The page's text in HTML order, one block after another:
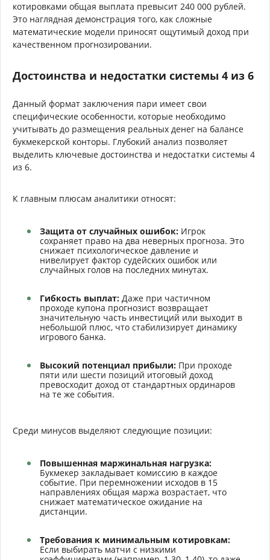
котировками общая выплата превысит 240 000 рублей.
Это наглядная демонстрация того, как сложные
математические модели приносят ощутимый доход при
качественном прогнозировании.
Достоинства и недостатки системы 4 из 6
Данный формат заключения пари имеет свои
специфические особенности, которые необходимо
учитывать до размещения реальных денег на балансе
букмекерской конторы. Глубокий анализ позволяет
выделить ключевые достоинства и недостатки системы 4
из 6.
К главным плюсам аналитики относят:
Защита от случайных ошибок: Игрок
сохраняет право на два неверных прогноза. Это
снижает психологическое давление и
нивелирует фактор судейских ошибок или
случайных голов на последних минутах.
Гибкость выплат: Даже при частичном
проходе купона прогнозист возвращает
значительную часть инвестиций или выходит в
небольшой плюс, что стабилизирует динамику
игрового банка.
Высокий потенциал прибыли: При проходе
пяти или шести позиций итоговый доход
превосходит доход от стандартных ординаров
на те же события.
Среди минусов выделяют следующие позиции:
Повышенная маржинальная нагрузка:
Букмекер закладывает комиссию в каждое
событие. При перемножении исходов в 15
направлениях общая маржа возрастает, что
снижает математическое ожидание на
дистанции.
Требования к минимальным котировкам:
Если выбирать матчи с низкими